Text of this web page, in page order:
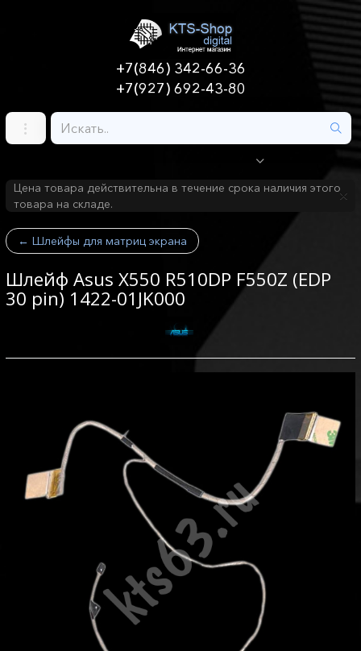
+7(846) 342-66-36
+7(927) 692-43-80
Цена товара действительна в течение срока наличия этого
товара на складе.
← Шлейфы для матриц экрана
Шлейф Asus X550 R510DP F550Z (EDP
30 pin) 1422-01JK000